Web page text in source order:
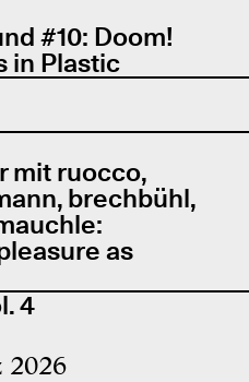
#10: Doom!
in Plastic
mit ruocco,
brechbühl,
as
4
2026